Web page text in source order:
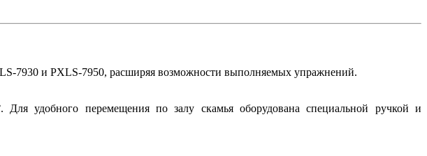
7930 и PXLS-7950, расширяя возможности выполняемых упражнений.
удобного перемещения по залу скамья оборудована специальной ручкой и